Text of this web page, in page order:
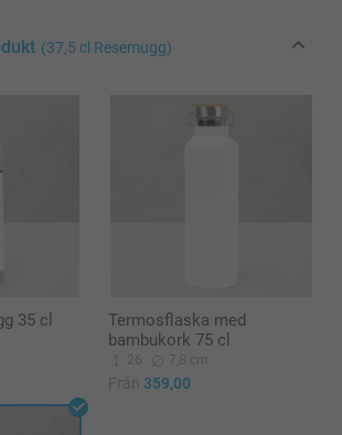
(37,5 cl Resemugg)
35 cl
Termosflaska med
bambukork 75 cl
26 7,8 cm
Från 359,00